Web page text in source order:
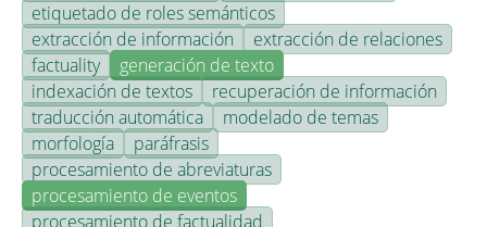
etiquetado de roles semánticos
extracción de información
extracción de relaciones
factuality
generación de texto
indexación de textos
recuperación de información
traducción automática
modelado de temas
morfología
paráfrasis
procesamiento de abreviaturas
procesamiento de eventos
procesamiento de factualidad